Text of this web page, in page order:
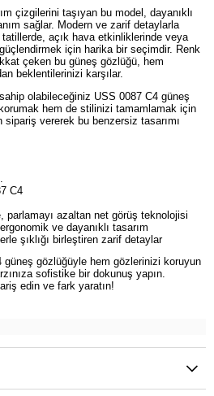
çizgilerini taşıyan bu model, dayanıklı
sağlar. Modern ve zarif detaylarla
açık hava etkinliklerinde veya
güçlendirmek için harika bir seçimdir. Renk
çeken bu güneş gözlüğü, hem
beklentilerinizi karşılar.
olabileceğiniz USS 0087 C4 güneş
hem de stilinizi tamamlamak için
vererek bu benzersiz tasarımı
C4
parlamayı azaltan net görüş teknolojisi
ve dayanıklı tasarım
şıklığı birleştiren zarif detaylar
gözlüğüyle hem gözlerinizi koruyun
sofistike bir dokunuş yapın.
edin ve fark yaratın!